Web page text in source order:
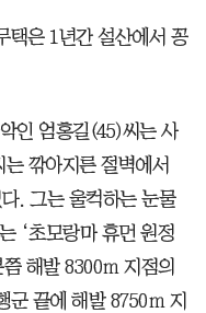
택은 1년간 설산에서 꽁
인 엄홍길(45)씨는 사
깎아지른 절벽에서
. 그는 울컥하는 눈물
‘초모랑마 휴먼 원정
해발 8300ｍ 지점의
군 끝에 해발 8750ｍ 지